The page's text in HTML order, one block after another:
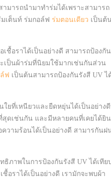
มารถนำมาทำร่มได้เพราะสามารถ
เต็นท์ ร่มกอล์ฟ ร่มตอนเดียว เป็นต้น
ชื้อราได้เป็นอย่างดี สามารถป้องกัน
เป็นผ้าร่มที่นิยมใช้มากเช่นกันส่วน
ฟ เป็นต้นสามารถป้องกันรังสี UV ไ
ใยที่เหนียวและยืดหยุ่นได้เป็นอย่าง
สุดเช่นกัน และมีหลายคนที่เคยได้ยิน
วามร้อนได้เป็นอย่างดี สามารกันฝ
ภาพในการป้องกันรังสี UV ได้เทีย
อราได้เป็นอย่างดี เรามักจะพบผ้า